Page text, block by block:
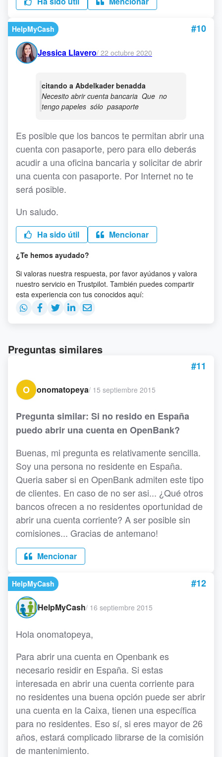
HelpMyCash #10
Jessica Llavero/ 22 octubre 2020
citando a Abdelkader benadda
Necesito abrir cuenta bancaria Que no
tengo papeles sólo pasaporte
Es posible que los bancos te permitan abrir una
cuenta con pasaporte, pero para ello deberás
acudir a una oficina bancaria y solicitar de abrir
una cuenta con pasaporte. Por Internet no te
será posible.
Un saludo.
Ha sido útil Mencionar
¿Te hemos ayudado?
Si valoras nuestra respuesta, por favor ayúdanos y valora
nuestro servicio en Trustpilot. También puedes compartir
esta experiencia con tus conocidos aquí:
Preguntas similares
#11
O
onomatopeya/ 15 septiembre 2015
Pregunta similar: Si no resido en España
puedo abrir una cuenta en OpenBank?
Buenas, mi pregunta es relativamente sencilla.
Soy una persona no residente en España.
Queria saber si en OpenBank admiten este tipo
de clientes. En caso de no ser asi... ¿Qué otros
bancos ofrecen a no residentes oportunidad de
abrir una cuenta corriente? A ser posible sin
comisiones... Gracias de antemano!
Mencionar
HelpMyCash #12
HelpMyCash/ 16 septiembre 2015
Hola onomatopeya,
Para abrir una cuenta en Openbank es
necesario residir en España. Si estas
interesada en abrir una cuenta corriente para
no residentes una buena opción puede ser abrir
una cuenta en la Caixa, tienen una específica
para no residentes. Eso sí, si eres mayor de 26
años, estará complicado librarse de la comisión
de mantenimiento.